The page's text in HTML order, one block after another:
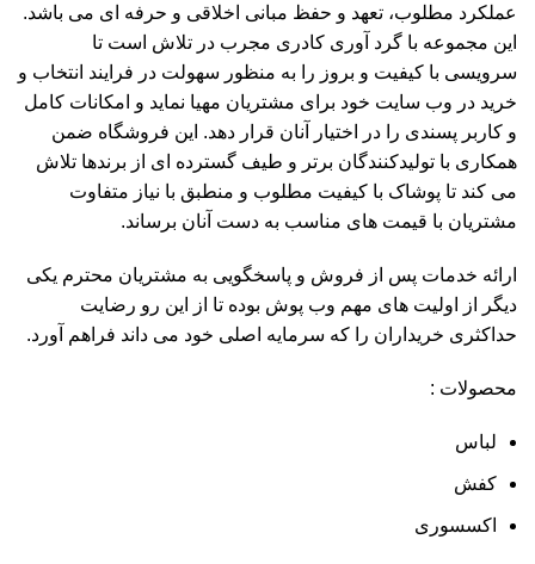
عملکرد مطلوب، تعهد و حفظ مبانی اخلاقی و حرفه ای می باشد.
این مجموعه با گرد آوری کادری مجرب در تلاش است تا
سرویسی با کیفیت و بروز را به منظور سهولت در فرایند انتخاب و
خرید در وب سایت خود برای مشتریان مهیا نماید و امکانات کامل
و کاربر پسندی را در اختیار آنان قرار دهد. این فروشگاه ضمن
همکاری با تولیدکنندگان برتر و طیف گسترده ای از برندها تلاش
می کند تا پوشاک با کیفیت مطلوب و منطبق با نیاز متفاوت
مشتریان با قیمت های مناسب به دست آنان برساند.
ارائه خدمات پس از فروش و پاسخگویی به مشتریان محترم یکی
دیگر از اولیت های مهم وب پوش بوده تا از این رو رضایت
حداکثری خریداران را که سرمایه اصلی خود می داند فراهم آورد.
محصولات :
لباس
کفش
اکسسوری